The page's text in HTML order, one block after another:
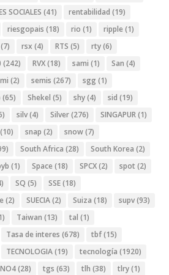
SOCIALES (41) rentabilidad (19)
riesgopais (18) rio (1) ripple (1)
(7) rsx (4) RTS (5) rty(6)
(242) RVX(18) sami (1) San (4)
(2) semis (267) sgg (1)
(65) Shekel (5) shy(4) sid (19)
silv(4) Silver(276) SINGAPUR(1)
(10) snap (2) snow(7)
South Africa (28) South Korea (2)
(1) Space (18) SPCX(2) spot (2)
SQ (5) SSE(18)
(2) SUECIA(2) Suiza (18) supv(93)
Taiwan (13) tal (1)
Tasa de interes (678) tbf(15)
TECNOLOGIA(19) tecnología (1920)
(28) tgs (63) tlh (38) tlry(1)